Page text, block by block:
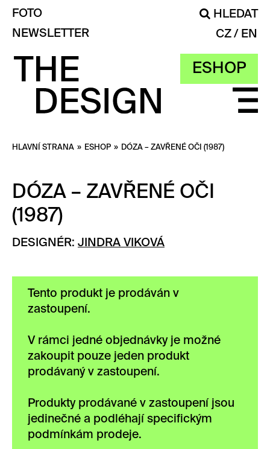
ESHOP
FOTO
HLEDAT
NEWSLETTER
CZ EN
HLAVNÍ STRANA » ESHOP » DÓZA – ZAVŘENÉ OČI (1987)
DÓZA – ZAVŘENÉ OČI
(1987)
DESIGNÉR: JINDRA VIKOVÁ
Tento produkt je prodáván v
zastoupení.
V rámci jedné objednávky je možné
zakoupit pouze jeden produkt
prodávaný v zastoupení.
Produkty prodávané v zastoupení jsou
jedinečné a podléhají specifickým
podmínkám prodeje.